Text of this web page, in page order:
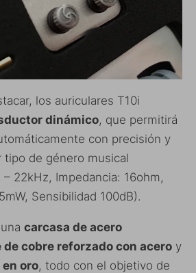
los auriculares T10i
dinámico, que permitirá
con precisión y
tipo de género musical
22kHz, Impedancia: 16ohm,
Sensibilidad 100dB).
carcasa de acero
de cobre reforzado con acero y
oro, todo con el objetivo de